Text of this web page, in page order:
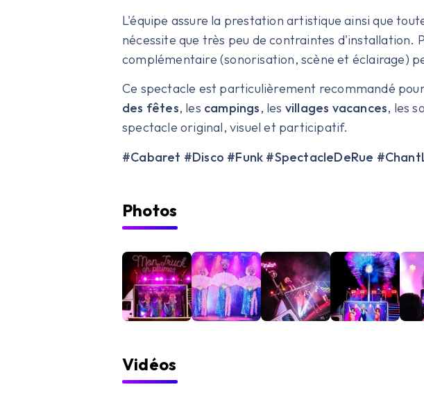
L'équipe assure la prestation artistique ainsi que
nécessite que très peu de contraintes d'installation.
complémentaire (sonorisation, scène et éclairage)
Ce spectacle est particulièrement recommandé
des fêtes, les campings, les villages vacances, les
spectacle original, visuel et participatif.
#Cabaret #Disco #Funk #SpectacleDeRue
Photos
Vidéos